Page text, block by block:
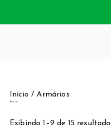
especializada em moveis,
Início/ Armários
Armários
Exibindo 1–9 de 15